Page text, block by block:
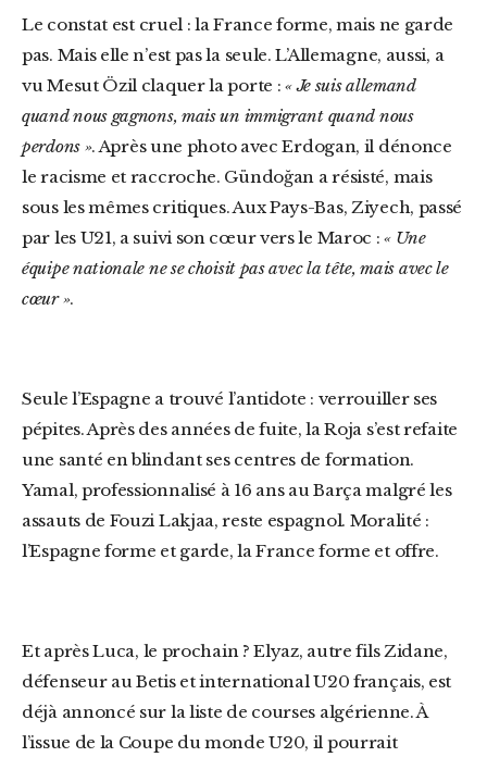
Le constat est cruel : la France forme, mais ne garde
pas. Mais elle n’est pas la seule. L’Allemagne, aussi, a
vu Mesut Özil claquer la porte :« Je suis allemand
quand nous gagnons, mais un immigrant quand nous
perdons ». Après une photo avec Erdogan, il dénonce
le racisme et raccroche. Gündoğan a résisté, mais
sous les mêmes critiques. Aux Pays-Bas, Ziyech, passé
par les U21, a suivi son cœur vers le Maroc :« Une
équipe nationale ne se choisit pas avec la tête, mais avec le
cœur ».
Seule l’Espagne a trouvé l’antidote : verrouiller ses
pépites. Après des années de fuite, la Roja s’est refaite
une santé en blindant ses centres de formation.
Yamal, professionnalisé à 16 ans au Barça malgré les
assauts de Fouzi Lakjaa, reste espagnol. Moralité :
l’Espagne forme et garde, la France forme et offre.
Et après Luca, le prochain ? Elyaz, autre fils Zidane,
défenseur au Betis et international U20 français, est
déjà annoncé sur la liste de courses algérienne. À
l’issue de la Coupe du monde U20, il pourrait